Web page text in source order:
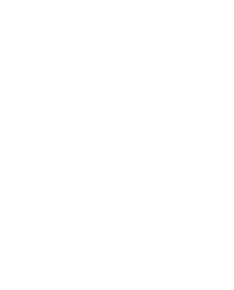
застройщика +
мнение о
— наш
поддержку на всех
5. Фейерверк
и выбери свой
- это ваш
развивающемся
комплекс
лаконичный дизайн
и уникальные